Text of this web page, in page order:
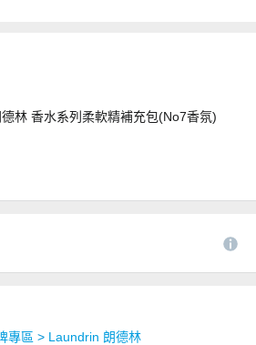
林 香水系列柔軟精補充包(No7香氛)
專區 > Laundrin 朗德林